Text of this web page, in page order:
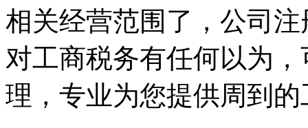
相关经营范围了，公司
对工商税务有任何以为
理，专业为您提供周到